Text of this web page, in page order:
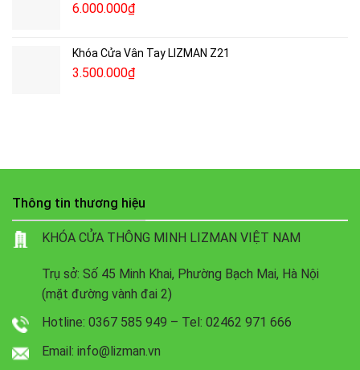
6.000.000₫
Khóa Cửa Vân Tay LIZMAN Z21
3.500.000₫
Thông tin thương hiệu
KHÓA CỬA THÔNG MINH LIZMAN VIỆT NAM
Trụ sở: Số 45 Minh Khai, Phường Bạch Mai, Hà Nội
(mặt đường vành đai 2)
Hotline: 0367 585 949 – Tel: 02462 971 666
Email: info@lizman.vn